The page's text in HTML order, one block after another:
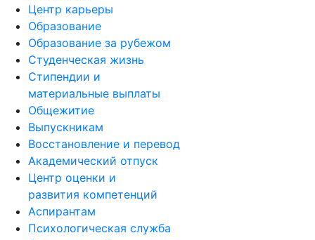
Центр карьеры
Образование
Образование за рубежом
Студенческая жизнь
Стипендии и
материальные выплаты
Общежитие
Выпускникам
Восстановление и перевод
Академический отпуск
Центр оценки и
развития компетенций
Аспирантам
Психологическая служба